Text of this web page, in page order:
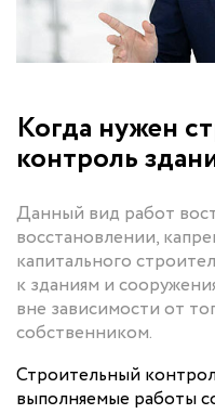
Когда нужен
контроль
Данный вид работ
восстановлении,
капитального
к зданиям и
вне зависимости от
собственником.
Строительный
выполняемые работы